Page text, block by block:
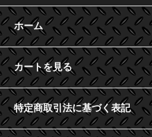
ホーム
カートを見る
特定商取引法に基づく表記